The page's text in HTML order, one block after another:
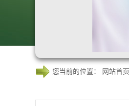
您当前的位置： 网站首页